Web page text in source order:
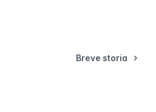
Breve storia